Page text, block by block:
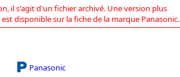
il s'agit d'un fichier archivé. Une version plus
disponible sur la fiche de la marque Panasonic.
Panasonic